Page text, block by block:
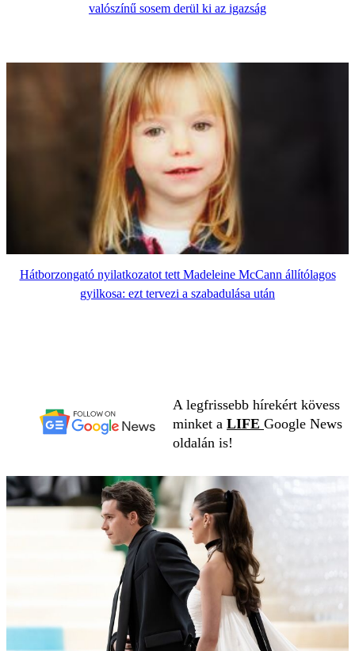
valószínű sosem derül ki az igazság
Hátborzongató nyilatkozatot tett Madeleine McCann állítólagos
gyilkosa: ezt tervezi a szabadulása után
A legfrissebb hírekért kövess
minket a LIFE Google News
oldalán is!